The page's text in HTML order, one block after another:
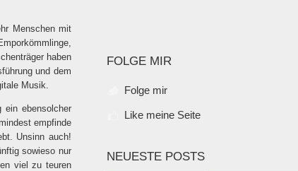
Menschen mit
haben
und dem
Musik.
ebensolcher
empfinde
Unsinn auch!
sowieso nur
viel zu teuren
FOLGE MIR
Folge mir
Like meine Seite
NEUESTE POSTS